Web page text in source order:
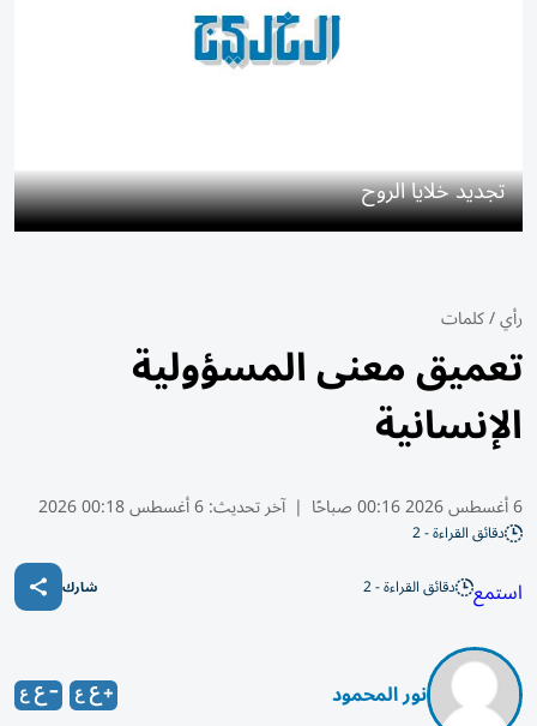
تجديد خلايا الروح
رأي/كلمات
تعميق معنى المسؤولية
الإنسانية
6 أغسطس 2026 00:16 صباحًا | آخر تحديث:6 أغسطس 00:18 2026
دقائق القراءة - 2
استمع دقائق القراءة - 2 شارك
نور المحمود